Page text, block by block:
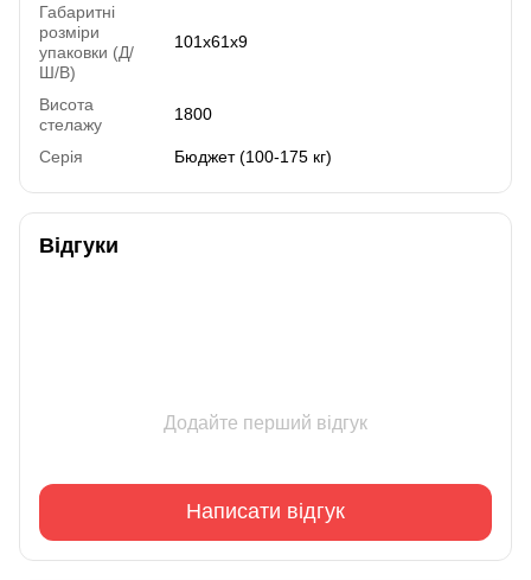
Габаритні
розміри
упаковки (Д/
Ш/В)
101х61х9
Висота
стелажу
1800
Серія Бюджет (100-175 кг)
Відгуки
Додайте перший відгук
Написати відгук